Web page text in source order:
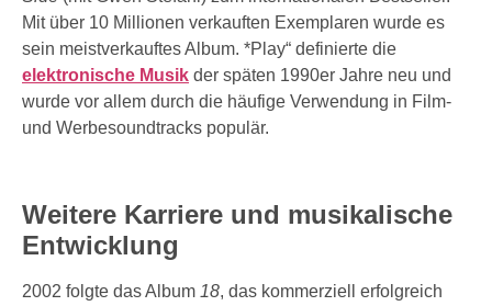
Mit über 10 Millionen verkauften Exemplaren wurde es
sein meistverkauftes Album. *Play“ definierte die
elektronische Musik der späten 1990er Jahre neu und
wurde vor allem durch die häufige Verwendung in Film-
und Werbesoundtracks populär.
Weitere Karriere und musikalische
Entwicklung
2002 folgte das Album 18, das kommerziell erfolgreich